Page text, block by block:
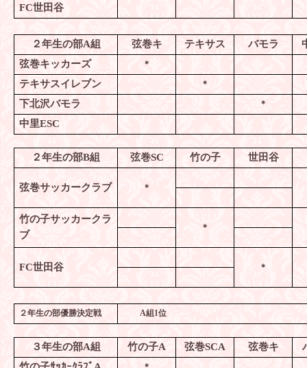
FC世田谷
２年生の部A組 弦巻キ テキサス バモラ
弦巻キッカーズ
＊
テキサスイレブン ＊
下北沢バモラ ＊
中里ESC
２年生の部B組 弦巻SC 竹の子 世田谷
弦巻サッカークラブ ＊
竹の子サッカークラ
ブ
＊
FC世田谷 ＊
２年生の部優勝決定戦 A組1位
３年生の部A組 竹の子A 弦巻SCA 弦巻キ